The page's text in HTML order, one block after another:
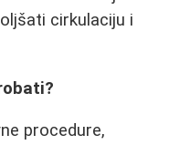
cirkulaciju i
procedure,